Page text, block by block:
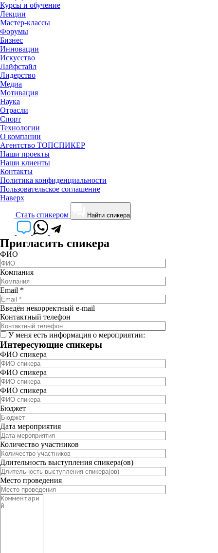
Курсы и обучение
Лекции
Мастер-классы
Форумы
Бизнес
Инновации
Искусство
Лайфстайл
Лидерство
Медиа
Мотивация
Наука
Отрасли
Спорт
Технологии
О компании
Агентство ТОПСПИКЕР
Наши проекты
Наши клиенты
Контакты
Политика конфиденциальности
Пользовательское соглашение
Наверх
Cтать спикером Найти спикера
Пригласить спикера
ФИО
Компания
Email *
Введён некорректный e-mail
Контактный телефон
У меня есть информация о мероприятии:
Интересующие спикеры
ФИО спикера
ФИО спикера
ФИО спикера
Бюджет
Дата мероприятия
Количество участников
Длительность выступления спикера(ов)
Место проведения